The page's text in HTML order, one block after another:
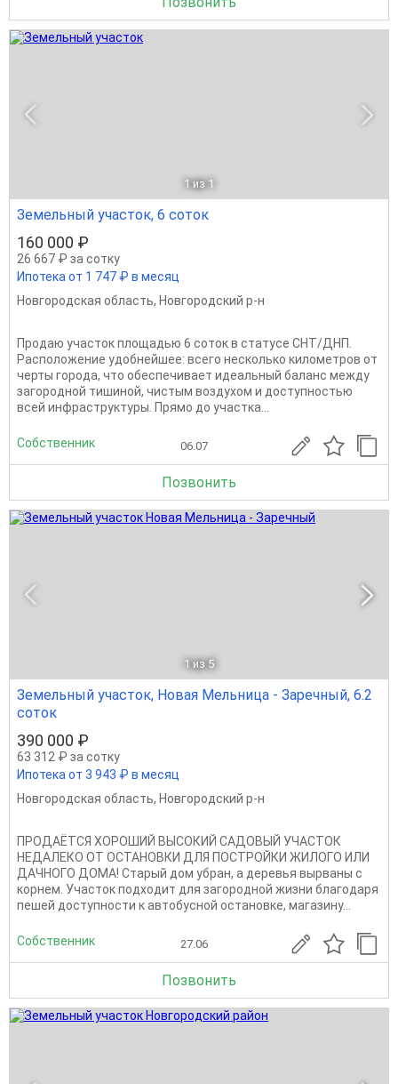
1 из 1
Земельный участок, 6 соток
160 000 ₽
26 667 ₽ за сотку
Ипотека от 1 747 ₽ в месяц
Новгородская область, Новгородский р-н
Продаю участок площадью 6 соток в статусе СНТ/ДНП.
Расположение удобнейшее: всего несколько километров от
черты города, что обеспечивает идеальный баланс между
загородной тишиной, чистым воздухом и доступностью
всей инфраструктуры. Прямо до участка...
Собственник 06.07
Позвонить
1 из 5
Земельный участок, Новая Мельница - Заречный, 6.2
соток
390 000 ₽
63 312 ₽ за сотку
Ипотека от 3 943 ₽ в месяц
Новгородская область, Новгородский р-н
ПРОДАЁТСЯ ХОРОШИЙ ВЫСОКИЙ САДОВЫЙ УЧАСТОК
НЕДАЛЕКО ОТ ОСТАНОВКИ ДЛЯ ПОСТРОЙКИ ЖИЛОГО ИЛИ
ДАЧНОГО ДОМА! Старый дом убран, а деревья вырваны с
корнем. Участок подходит для загородной жизни благодаря
пешей доступности к автобусной остановке, магазину...
Собственник 27.06
Позвонить